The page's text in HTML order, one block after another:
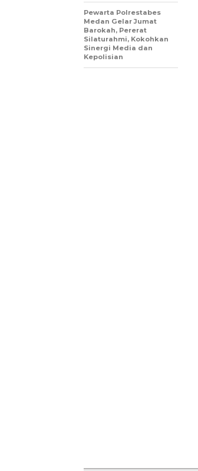
Pewarta Polrestabes
Medan Gelar Jumat
Barokah, Pererat
Silaturahmi, Kokohkan
Sinergi Media dan
Kepolisian